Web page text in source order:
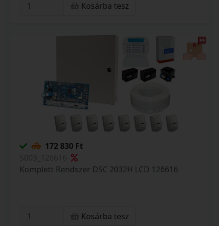
Kosárba tesz
172 830 Ft
Komplett Rendszer DSC 2032H LCD 126616
Kosárba tesz